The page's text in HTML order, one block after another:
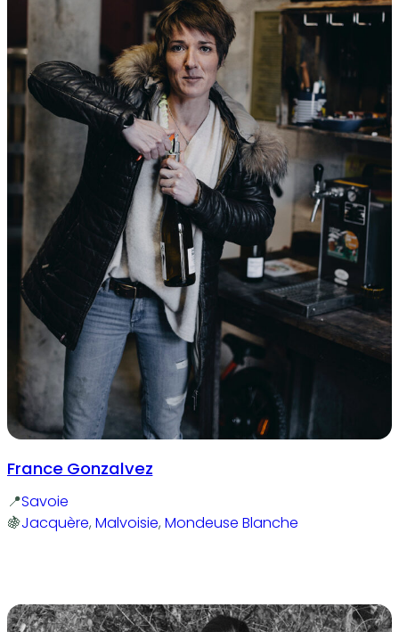
France Gonzalvez
Savoie
Jacquère, Malvoisie, Mondeuse Blanche